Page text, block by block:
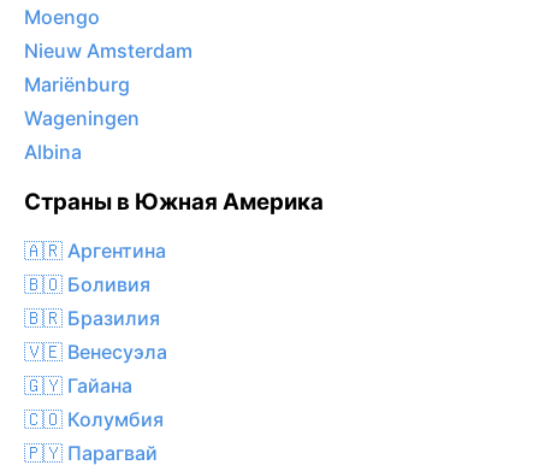
Moengo
Nieuw Amsterdam
Mariënburg
Wageningen
Albina
Страны в Южная Америка
🇦🇷 Аргентина
🇧🇴 Боливия
🇧🇷 Бразилия
🇻🇪 Венесуэла
🇬🇾 Гайана
🇨🇴 Колумбия
🇵🇾 Парагвай